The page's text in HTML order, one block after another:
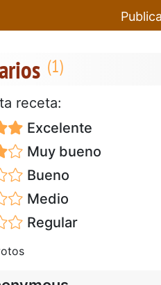
receta:
Excelente
Muy bueno
Bueno
Medio
Regular